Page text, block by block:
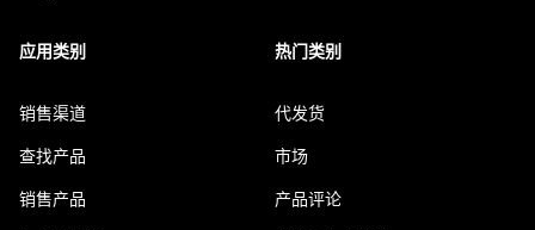
应用类别
销售渠道
查找产品
销售产品
热门类别
代发货
市场
产品评论